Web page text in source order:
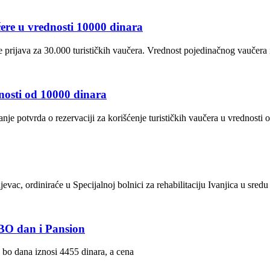
u vrednosti 10000 dinara
za 30.000 turističkih vaučera. Vrednost pojedinačnog vaučera
od 10000 dinara
potvrda o rezervaciji za korišćenje turističkih vaučera u vrednosti
ordiniraće u Specijalnoj bolnici za rehabilitaciju Ivanjica u
dan i Pansion
dana iznosi 4455 dinara, a cena